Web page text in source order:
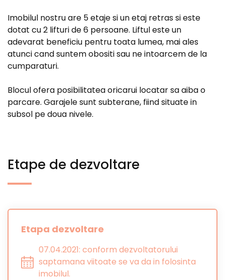
Imobilul nostru are 5 etaje si un etaj retras si este
dotat cu 2 lifturi de 6 persoane. Liftul este un
adevarat beneficiu pentru toata lumea, mai ales
atunci cand suntem obositi sau ne intoarcem de la
cumparaturi.
Blocul ofera posibilitatea oricarui locatar sa aiba o
parcare. Garajele sunt subterane, fiind situate in
subsol pe doua nivele.
Etape de dezvoltare
Etapa dezvoltare
07.04.2021: conform dezvoltatorului
saptamana viitoate se va da in folosinta
imobilul.